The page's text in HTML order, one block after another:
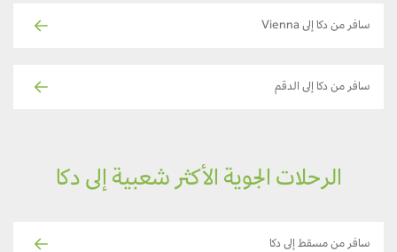
سافر من دكا إلى Vienna
سافر من دكا إلى الدقم
الرحلات الجوية الأكثر شعبية إلى دكا
سافر من مسقط إلى دكا